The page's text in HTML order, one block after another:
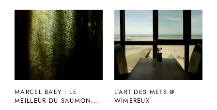
MARCEL BAEY : LE
MEILLEUR DU SAUMON...
L'ART DES METS @
WIMEREUX